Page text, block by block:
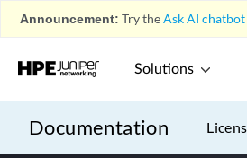
Announcement: Try theAsk AI chatbot
Solutions
Documentation